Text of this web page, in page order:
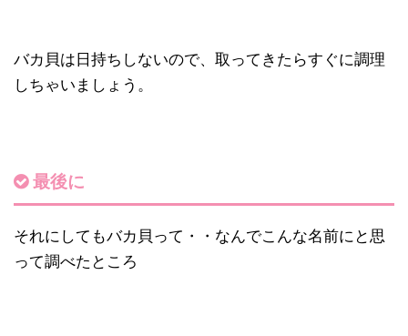
バカ貝は日持ちしないので、取ってきたらすぐに調理
しちゃいましょう。
最後に
それにしてもバカ貝って・・なんでこんな名前にと思
って調べたところ